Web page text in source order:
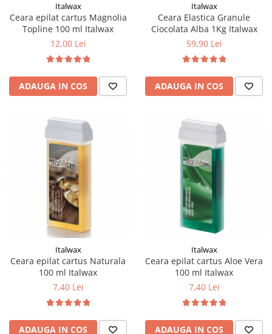
Italwax
Ceara epilat cartus Magnolia
Topline 100 ml Italwax
12,00 Lei
ADAUGA IN COS
Italwax
Ceara Elastica Granule
Ciocolata Alba 1Kg Italwax
59,90 Lei
ADAUGA IN COS
Italwax
Ceara epilat cartus Naturala
100 ml Italwax
7,40 Lei
ADAUGA IN COS
Italwax
Ceara epilat cartus Aloe Vera
100 ml Italwax
7,40 Lei
ADAUGA IN COS